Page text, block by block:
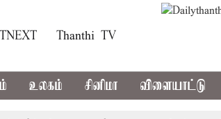
Thanthi TV
உலகம் சினிமா விளையாட்டு